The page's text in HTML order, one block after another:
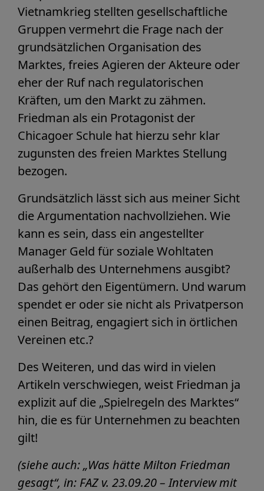
Vietnamkrieg stellten gesellschaftliche
Gruppen vermehrt die Frage nach der
grundsätzlichen Organisation des
Marktes, freies Agieren der Akteure oder
eher der Ruf nach regulatorischen
Kräften, um den Markt zu zähmen.
Friedman als ein Protagonist der
Chicagoer Schule hat hierzu sehr klar
zugunsten des freien Marktes Stellung
bezogen.
Grundsätzlich lässt sich aus meiner Sicht
die Argumentation nachvollziehen. Wie
kann es sein, dass ein angestellter
Manager Geld für soziale Wohltaten
außerhalb des Unternehmens ausgibt?
Das gehört den Eigentümern. Und warum
spendet er oder sie nicht als Privatperson
einen Beitrag, engagiert sich in örtlichen
Vereinen etc.?
Des Weiteren, und das wird in vielen
Artikeln verschwiegen, weist Friedman ja
explizit auf die „Spielregeln des Marktes“
hin, die es für Unternehmen zu beachten
gilt!
(siehe auch: „Was hätte Milton Friedman
gesagt“, in: FAZ v. 23.09.20 – Interview mit